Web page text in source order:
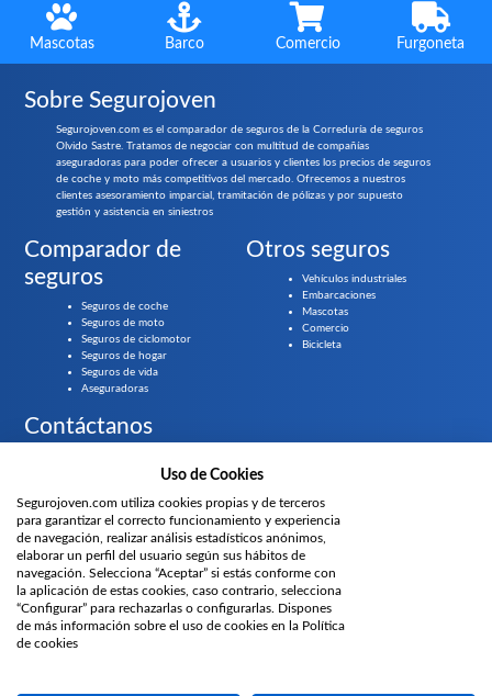
Mascotas Barco Comercio Furgoneta
Sobre Segurojoven
Segurojoven.com es el comparador de seguros de la Correduría de seguros
Olvido Sastre. Tratamos de negociar con multitud de compañías
aseguradoras para poder ofrecer a usuarios y clientes los precios de seguros
de coche y moto más competitivos del mercado. Ofrecemos a nuestros
clientes asesoramiento imparcial, tramitación de pólizas y por supuesto
gestión y asistencia en siniestros
Comparador de
seguros
Seguros de coche
Seguros de moto
Seguros de ciclomotor
Seguros de hogar
Seguros de vida
Aseguradoras
Otros seguros
Vehículos industriales
Embarcaciones
Mascotas
Comercio
Bicicleta
Contáctanos
¿Prefieres que te llamemos?
Parte del grupo
Únete
legal
seguros
denuncias
denuncias
web
Uso de Cookies
Segurojoven.com utiliza cookies propias y de terceros
para garantizar el correcto funcionamiento y experiencia
de navegación, realizar análisis estadísticos anónimos,
elaborar un perfil del usuario según sus hábitos de
navegación. Selecciona “Aceptar” si estás conforme con
la aplicación de estas cookies, caso contrario, selecciona
“Configurar” para rechazarlas o configurarlas. Dispones
de más información sobre el uso de cookies en la Política
de cookies